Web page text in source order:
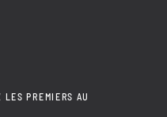
PREMIERS AU